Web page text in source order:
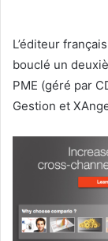
L’éditeur
bouclé un
PME (géré par
Gestion et